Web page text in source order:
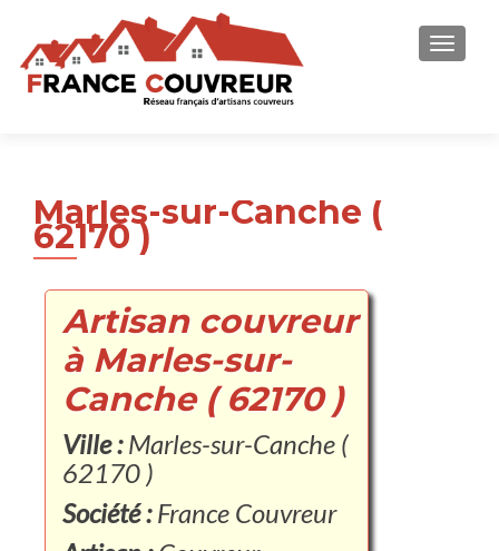
Marles-sur-Canche (
62170 )
Artisan couvreur
à Marles-sur-
Canche ( 62170 )
Ville :Marles-sur-Canche (
62170 )
Société :France Couvreur